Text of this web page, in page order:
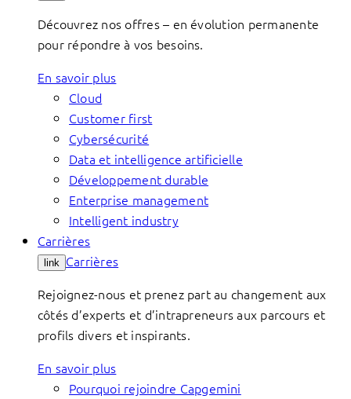
Découvrez nos offres – en évolution permanente
pour répondre à vos besoins.
En savoir plus
Cloud
Customer first
Cybersécurité
Data et intelligence artificielle
Développement durable
Enterprise management
Intelligent industry
Carrières
link Carrières
Rejoignez-nous et prenez part au changement aux
côtés d’experts et d’intrapreneurs aux parcours et
profils divers et inspirants.
En savoir plus
Pourquoi rejoindre Capgemini